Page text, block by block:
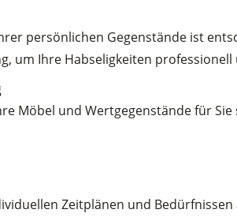
persönlichen Gegenstände ist
um Ihre Habseligkeiten professionell
Möbel und Wertgegenstände für
Zeitplänen und